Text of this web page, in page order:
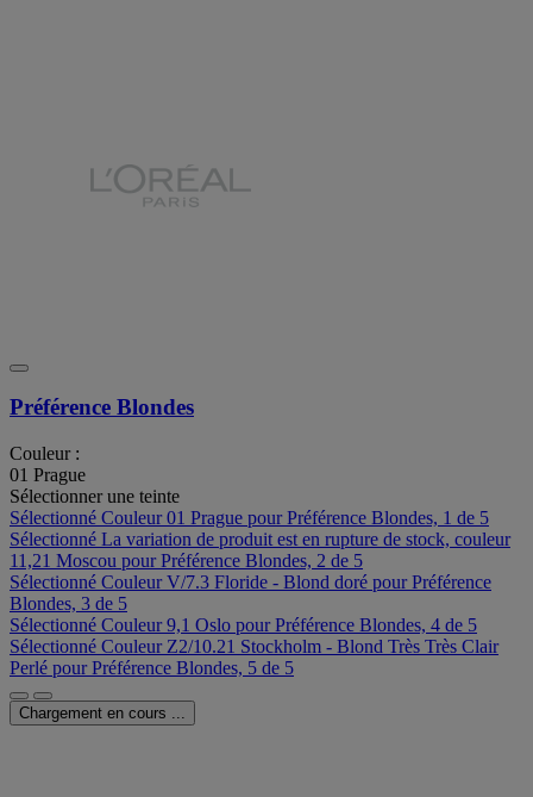
Préférence Blondes
Couleur :
01 Prague
Sélectionner une teinte
Sélectionné Couleur 01 Prague pour Préférence Blondes, 1 de 5
Sélectionné La variation de produit est en rupture de stock, couleur
11,21 Moscou pour Préférence Blondes, 2 de 5
Sélectionné Couleur V/7.3 Floride - Blond doré pour Préférence
Blondes, 3 de 5
Sélectionné Couleur 9,1 Oslo pour Préférence Blondes, 4 de 5
Sélectionné Couleur Z2/10.21 Stockholm - Blond Très Très Clair
Perlé pour Préférence Blondes, 5 de 5
Chargement en cours ...